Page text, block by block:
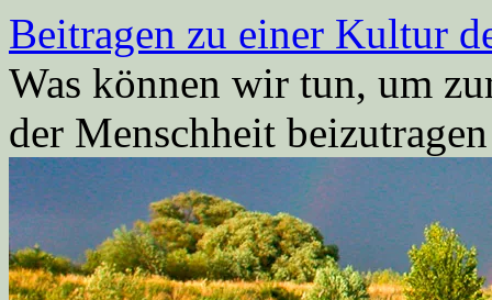
Zum
Inhalt
springen
Beitragen zu einer Kultur
Was können wir tun, um
der Menschheit